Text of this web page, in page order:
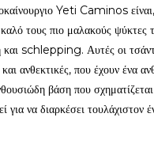
Yeti Caminos είναι,
τους πιο μαλακούς ψύκτες
και schlepping. Αυτές οι
ανθεκτικές, που έχουν ένα
βάση που
για να διαρκέσει τουλάχιστον